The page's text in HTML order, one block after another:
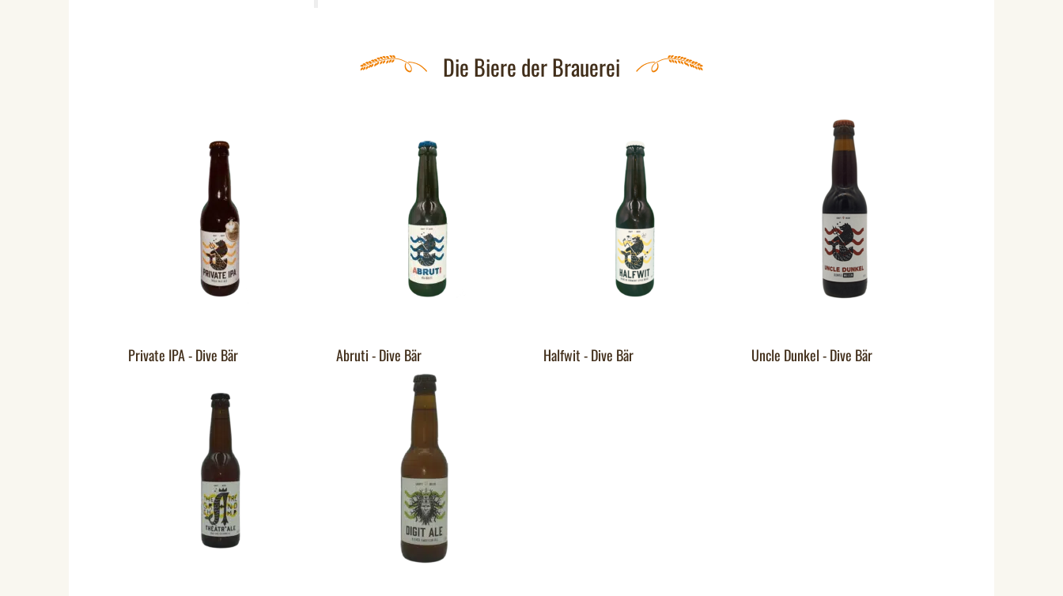
Die Biere der Brauerei
Private IPA - Dive Bär Abruti - Dive Bär Halfwit - Dive Bär Uncle Dunkel - Dive Bär